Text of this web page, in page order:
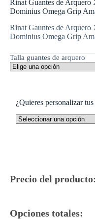
Rinat Guantes de
Dominius Omega Grip
Rinat Gauntes de Arquero
Dominius Omega Grip
Talla guantes de arquero
¿Quieres personalizar tus
Precio del producto:
Opciones totales: